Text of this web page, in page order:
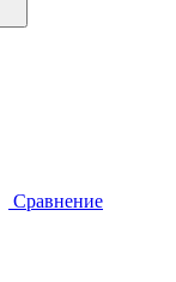
Сравнение